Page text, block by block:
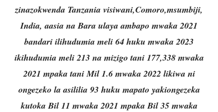
zinazokwenda Tanzania visiwani,Comoro,msumbiji,
India, aasia na Bara ulaya ambapo mwaka 2021
bandari ilihudumia meli 64 huku mwaka 2023
ikihudumia meli 213 na mizigo tani 177,338 mwaka
2021 mpaka tani Mil 1.6 mwaka 2022 likiwa ni
ongezeko la asililia 93 huku mapato yakiongezeka
kutoka Bil 11 mwaka 2021 mpaka Bil 35 mwaka